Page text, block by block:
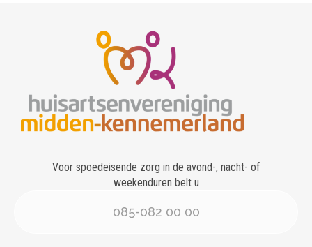
Voor spoedeisende zorg in de avond-, nacht- of
weekenduren belt u
085-082 00 00